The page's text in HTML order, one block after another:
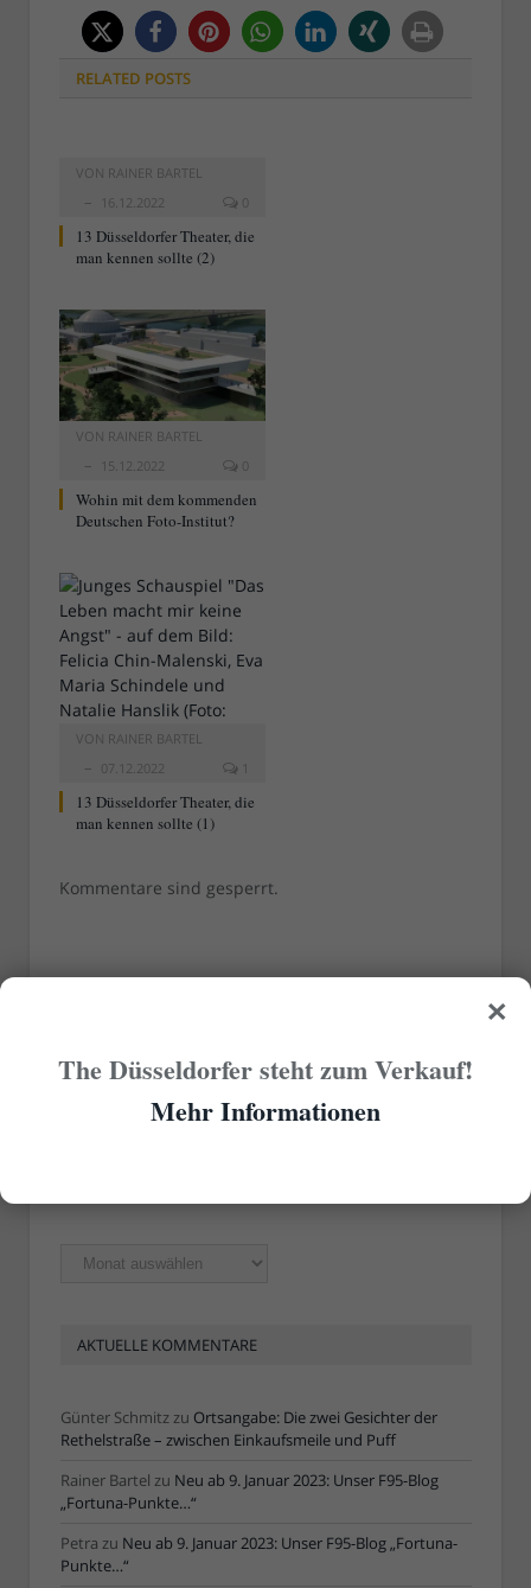
RELATED POSTS
VON RAINER BARTEL
16.12.2022
0
13 Düsseldorfer Theater, die
man kennen sollte (2)
VON RAINER BARTEL
15.12.2022
0
Wohin mit dem kommenden
Deutschen Foto-Institut?
VON RAINER BARTEL
07.12.2022
1
13 Düsseldorfer Theater, die
man kennen sollte (1)
Kommentare sind gesperrt.
Ältere
Artikel
AKTUELLE KOMMENTARE
Günter Schmitzzu Ortsangabe: Die zwei Gesichter der
Rethelstraße – zwischen Einkaufsmeile und Puff
Rainer Bartel zu Neu ab 9. Januar 2023: Unser F95-Blog
„Fortuna-Punkte…“
Petra zu Neu ab 9. Januar 2023: Unser F95-Blog „Fortuna-
Punkte…“
×
The Düsseldorfer steht zum Verkauf!
Mehr Informationen